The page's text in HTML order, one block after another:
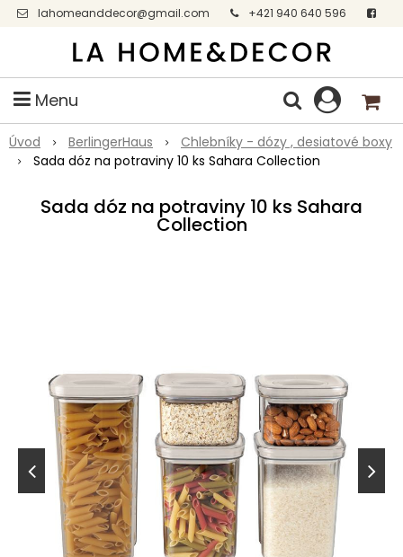
lahomeanddecor@gmail.com
+421 940 640 596
Facebook
Menu
Úvod BerlingerHaus
Chlebníky - dózy , desiatové boxy
Sada dóz na potraviny 10 ks Sahara Collection
Sada dóz na potraviny 10 ks Sahara
Collection